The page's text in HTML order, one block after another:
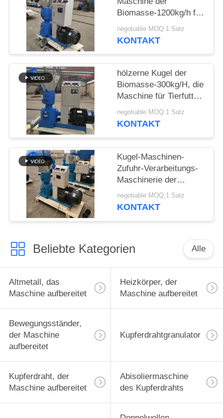
Biomasse-1200kg/h für
das organisches
Düngemittel-Drücken
negotiable MOQ:1 Satz
KONTAKT
hölzerne Kugel der
Biomasse-300kg/H, die
Maschine für Tierfutter
herstellt
negotiable MOQ:1 Satz
KONTAKT
Kugel-Maschinen-
Zufuhr-Verarbeitungs-
Maschinerie der
Biomasse-200-300kg/H
negotiable MOQ:1 Satz
KONTAKT
Beliebte Kategorien Alle
Altmetall, das
Maschine aufbereitet
Heizkörper, der
Maschine aufbereitet
Bewegungsständer,
der Maschine
aufbereitet
Kupferdrahtgranulator
Kupferdraht, der
Maschine aufbereitet
Abisoliermaschine
des Kupferdrahts